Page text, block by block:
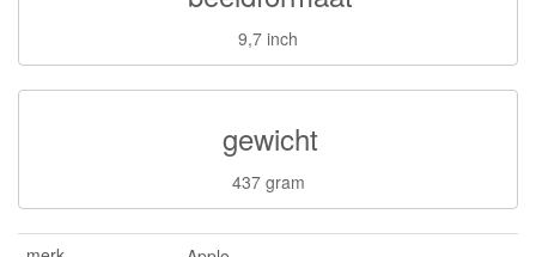
9,7 inch
gewicht
437 gram